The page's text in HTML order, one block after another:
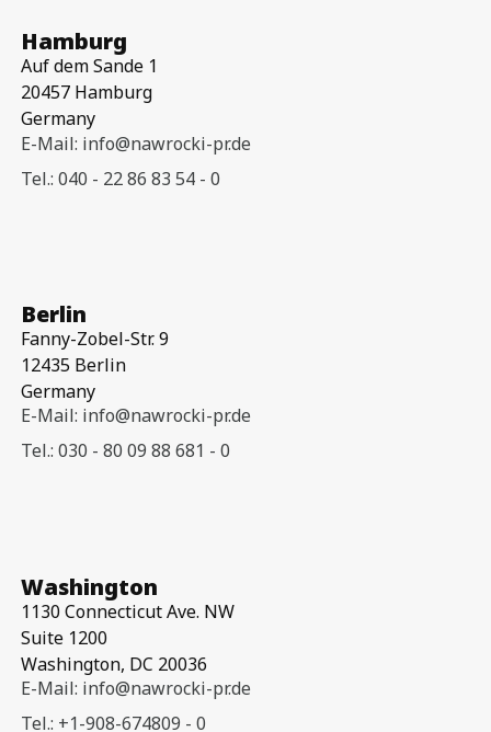
Hamburg
Auf dem Sande 1
20457 Hamburg
Germany
E-Mail: info@nawrocki-pr.de
Tel.: 040 - 22 86 83 54 - 0
Berlin
Fanny-Zobel-Str. 9
12435 Berlin
Germany
E-Mail: info@nawrocki-pr.de
Tel.: 030 - 80 09 88 681 - 0
Washington
1130 Connecticut Ave. NW
Suite 1200
Washington, DC 20036
E-Mail: info@nawrocki-pr.de
Tel.: +1-908-674809 - 0